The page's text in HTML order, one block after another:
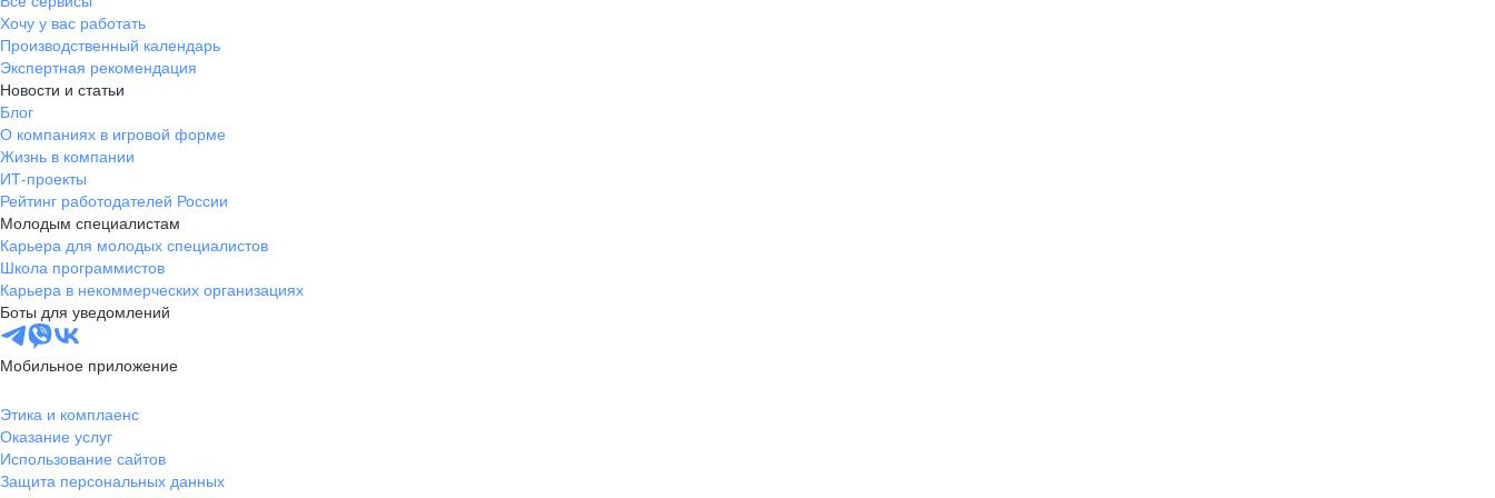
Хочу у вас работать
Производственный календарь
Экспертная рекомендация
Новости и статьи
Блог
О компаниях в игровой форме
Жизнь в компании
ИТ-проекты
Рейтинг работодателей России
Молодым специалистам
Карьера для молодых специалистов
Школа программистов
Карьера в некоммерческих организациях
Боты для уведомлений
Мобильное приложение
Этика и комплаенс
Оказание услуг
Использование сайтов
Защита персональных данных